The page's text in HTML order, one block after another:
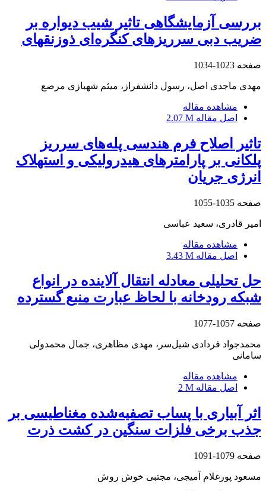
بررسی آزمایشگاهی تاثیر شیب دیواره بر
ضریب دبی سرریزهای کنگره‌ای ذوزنقهای
صفحه 1023-1034
مهدی ماجدی اصل، رسول دانشفراز، میثم شهبازی مرصع
مشاهده مقاله
اصل مقاله 2.07 M
تاثیر اصلاح فرم هندسی پله‌های سرریز
پلکانی بر پارامتر‌های هیدرولیکی و استهلاک
انرژی جریان
صفحه 1035-1055
امیر قادری، سعید عباسی
مشاهده مقاله
اصل مقاله 3.43 M
حل تحلیلی معادله انتقال آلاینده در انواع
شبکه رودخانه با لحاظ عبارت منبع گسترده
صفحه 1057-1077
محمدجواد فردادی شیل‌سر، مهدی مظاهری، جمال محمدولی
سامانی
مشاهده مقاله
اصل مقاله 2 M
اثر آبیاری با پساب تصفیه‌شده مغناطیسی بر
جذب برخی فلزات سنگین در کشت ذرت
صفحه 1079-1091
مسعود پورغلام آمیجی، مجتبی خوش روش